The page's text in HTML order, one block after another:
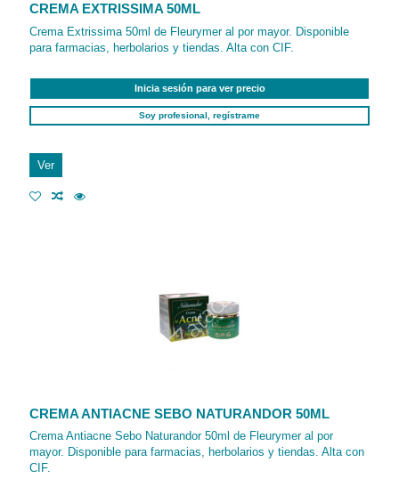
CREMA EXTRISSIMA 50ML
Crema Extrissima 50ml de Fleurymer al por mayor. Disponible
para farmacias, herbolarios y tiendas. Alta con CIF.
Inicia sesión para ver precio
Soy profesional, regístrame
Ver
CREMA ANTIACNE SEBO NATURANDOR 50ML
Crema Antiacne Sebo Naturandor 50ml de Fleurymer al por
mayor. Disponible para farmacias, herbolarios y tiendas. Alta con
CIF.